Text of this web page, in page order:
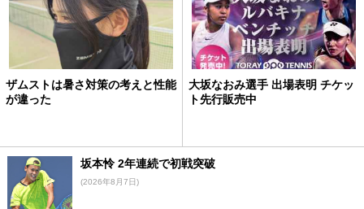
ザムストは暑さ対策の考えと性能
が違った
大坂なおみ選手 出場表明 チケッ
ト先行販売中
坂本怜 2年連続で初戦突破
(2026年8月7日)